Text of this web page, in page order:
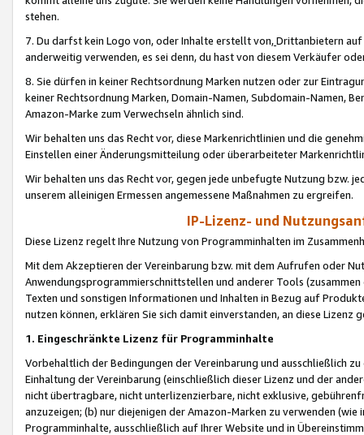
stehen.
7. Du darfst kein Logo von, oder Inhalte erstellt von,Drittanbietern auf
anderweitig verwenden, es sei denn, du hast von diesem Verkäufer
8. Sie dürfen in keiner Rechtsordnung Marken nutzen oder zur
keiner Rechtsordnung Marken, Domain-Namen, Subdomain-Namen,
Amazon-Marke zum Verwechseln ähnlich sind.
Wir behalten uns das Recht vor, diese Markenrichtlinien und die
Einstellen einer Änderungsmitteilung oder überarbeiteter
Wir behalten uns das Recht vor, gegen jede unbefugte Nutzung bzw.
unserem alleinigen Ermessen angemessene Maßnahmen zu ergreifen.
IP-Lizenz- und
Diese Lizenz regelt Ihre Nutzung von Programminhalten im
Mit dem Akzeptieren der Vereinbarung bzw. mit dem Aufrufen oder
Anwendungsprogrammierschnittstellen und anderer Tools (zusammen
Texten und sonstigen Informationen und Inhalten in Bezug auf
nutzen können, erklären Sie sich damit einverstanden, an diese Lizenz
1. Eingeschränkte Lizenz für Programminhalte
Vorbehaltlich der Bedingungen der Vereinbarung und ausschließlich
Einhaltung der Vereinbarung (einschließlich dieser Lizenz und der
nicht übertragbare, nicht unterlizenzierbare, nicht exklusive,
anzuzeigen; (b) nur diejenigen der Amazon-Marken zu verwenden
Programminhalte, ausschließlich auf Ihrer Website und in